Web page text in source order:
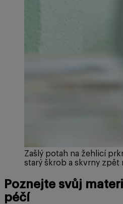
Zašlý potah na žehlicí
starý škrob a skvrny zpět
Poznejte svůj
péčí